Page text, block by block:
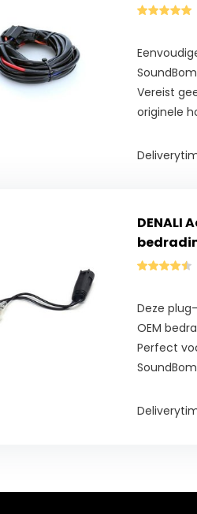
Vereist
originele
DENALI
Deze
OEM
Perfect